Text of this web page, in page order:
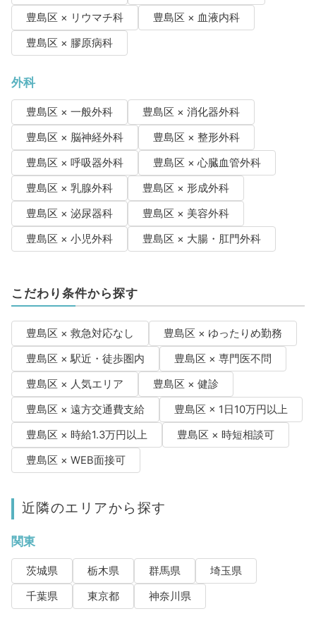
豊島区 × リウマチ科
豊島区 × 血液内科
豊島区 × 膠原病科
外科
豊島区 × 一般外科
豊島区 × 消化器外科
豊島区 × 脳神経外科
豊島区 × 整形外科
豊島区 × 呼吸器外科
豊島区 × 心臓血管外科
豊島区 × 乳腺外科
豊島区 × 形成外科
豊島区 × 泌尿器科
豊島区 × 美容外科
豊島区 × 小児外科
豊島区 × 大腸・肛門外科
こだわり条件から探す
豊島区 × 救急対応なし
豊島区 × ゆったりめ勤務
豊島区 × 駅近・徒歩圏内
豊島区 × 専門医不問
豊島区 × 人気エリア
豊島区 × 健診
豊島区 × 遠方交通費支給
豊島区 × 1日10万円以上
豊島区 × 時給1.3万円以上
豊島区 × 時短相談可
豊島区 × WEB面接可
近隣のエリアから探す
関東
茨城県 栃木県 群馬県
埼玉県
千葉県
東京都 神奈川県